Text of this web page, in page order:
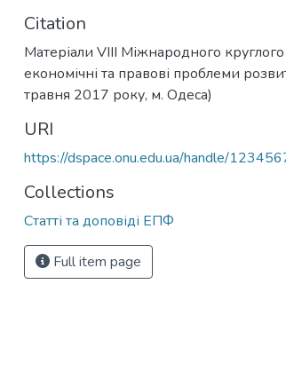
Citation
Матеріали VIІІ Міжнародного
економічні та правові проблеми
травня 2017 року, м. Одеса)
URI
https://dspace.onu.edu.ua/handle/
Collections
Статті та доповіді ЕПФ
Full item page